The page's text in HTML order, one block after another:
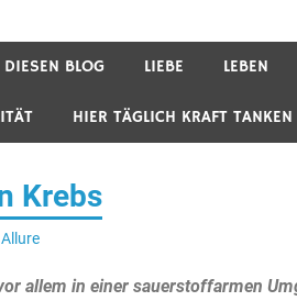
BLOG LIEBE LEBEN
HIER TÄGLICH KRAFT TANKEN
Krebs
Allure
allem in einer sauerstoffarmen